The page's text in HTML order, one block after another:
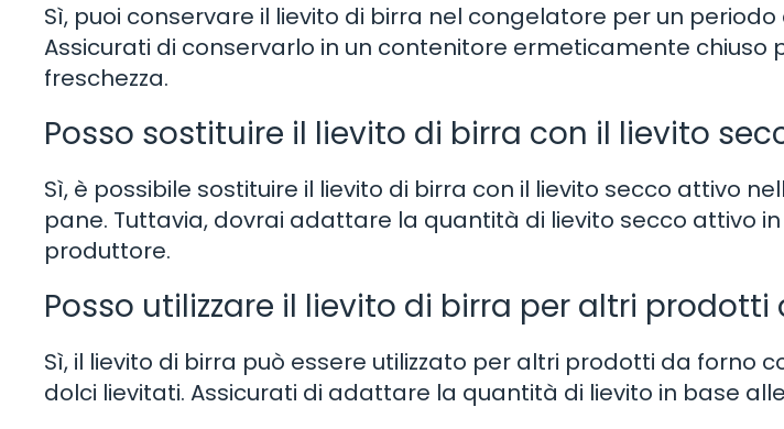
Sì, puoi conservare il lievito di birra nel congelatore per un
Assicurati di conservarlo in un contenitore ermeticamente chiuso
freschezza.
Posso sostituire il lievito di birra con il lievito
Sì, è possibile sostituire il lievito di birra con il lievito secco attivo
pane. Tuttavia, dovrai adattare la quantità di lievito secco attivo
produttore.
Posso utilizzare il lievito di birra per altri prodotti
Sì, il lievito di birra può essere utilizzato per altri prodotti da forno
dolci lievitati. Assicurati di adattare la quantità di lievito in base